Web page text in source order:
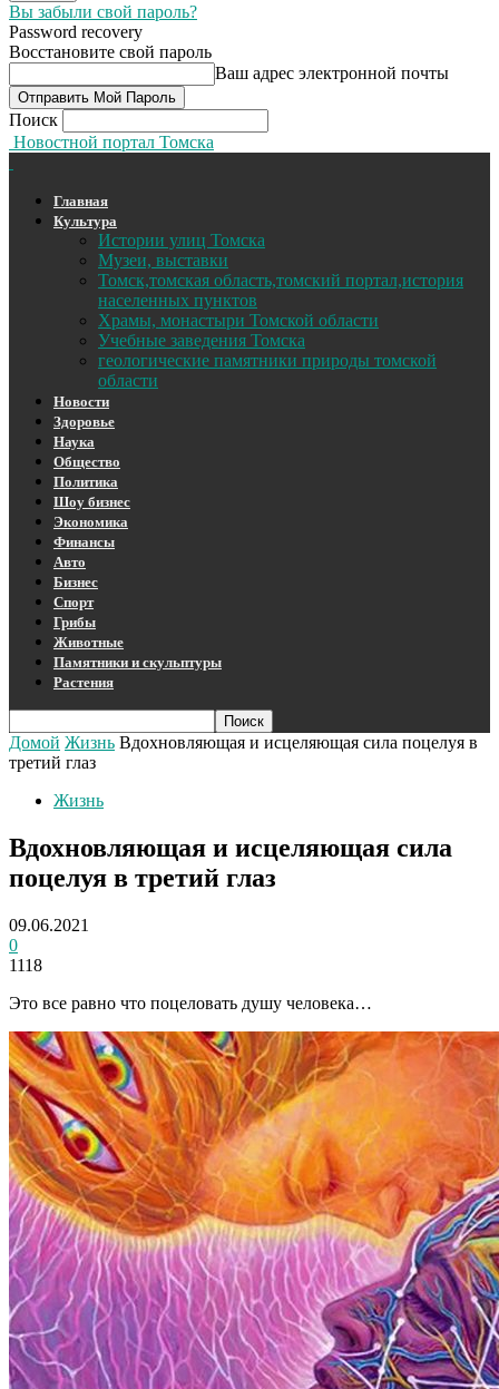
Вы забыли свой пароль?
Password recovery
Восстановите свой пароль
Ваш адрес электронной почты
Поиск
Новостной портал Томска
Главная
Культура
Истории улиц Томска
Музеи, выставки
Томск,томская область,томский портал,история
населенных пунктов
Храмы, монастыри Томской области
Учебные заведения Томска
геологические памятники природы томской
области
Новости
Здоровье
Наука
Общество
Политика
Шоу бизнес
Экономика
Финансы
Авто
Бизнес
Спорт
Грибы
Животные
Памятники и скульптуры
Растения
Домой Жизнь Вдохновляющая и исцеляющая сила поцелуя в
третий глаз
Жизнь
Вдохновляющая и исцеляющая сила
поцелуя в третий глаз
09.06.2021
0
1118
Это все равно что поцеловать душу человека…